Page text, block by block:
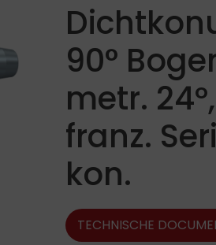
90°
metr. 24º,
franz.
kon.
TECHNISCHE